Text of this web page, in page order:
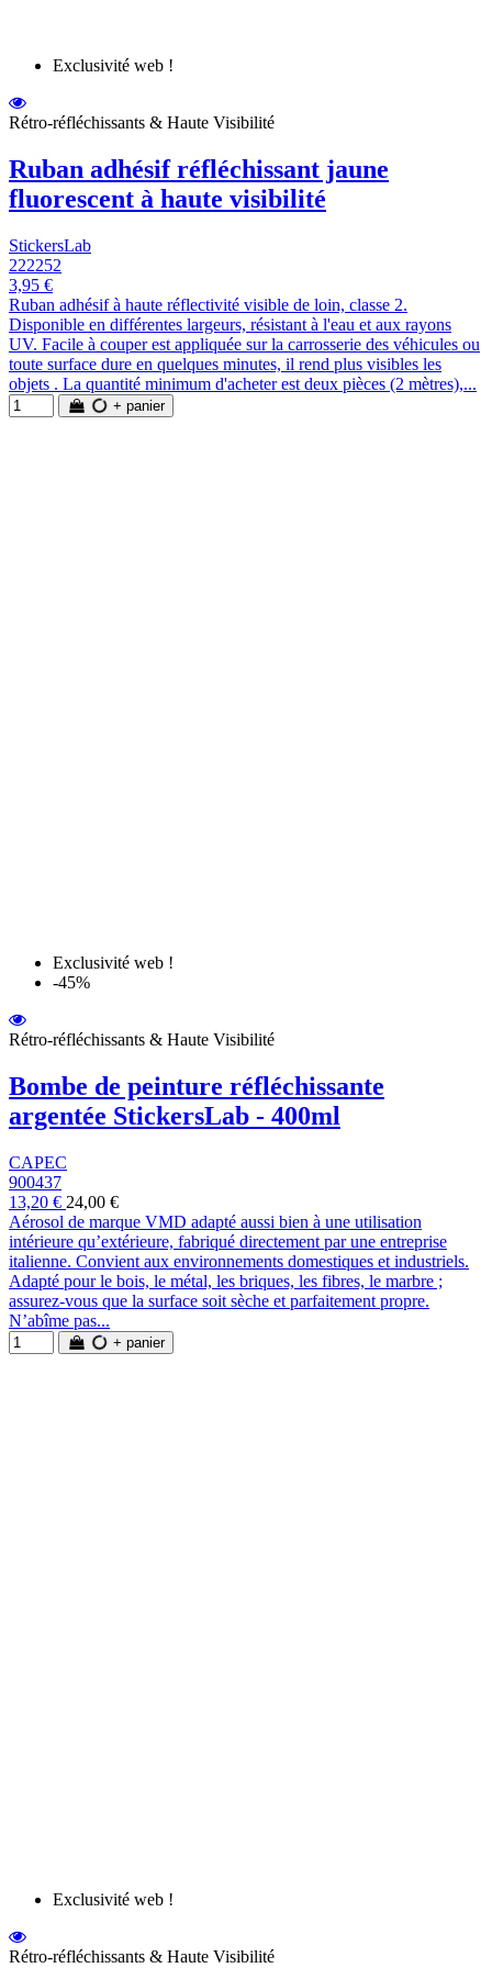
Exclusivité web !
Rétro-réfléchissants & Haute Visibilité
Ruban adhésif réfléchissant jaune
fluorescent à haute visibilité
StickersLab
222252
3,95 €
Ruban adhésif à haute réflectivité visible de loin, classe 2.
Disponible en différentes largeurs, résistant à l'eau et aux rayons
UV. Facile à couper est appliquée sur la carrosserie des véhicules ou
toute surface dure en quelques minutes, il rend plus visibles les
objets . La quantité minimum d'acheter est deux pièces (2 mètres),...
+ panier
Exclusivité web !
-45%
Rétro-réfléchissants & Haute Visibilité
Bombe de peinture réfléchissante
argentée StickersLab - 400ml
CAPEC
900437
13,20 € 24,00 €
Aérosol de marque VMD adapté aussi bien à une utilisation
intérieure qu’extérieure, fabriqué directement par une entreprise
italienne. Convient aux environnements domestiques et industriels.
Adapté pour le bois, le métal, les briques, les fibres, le marbre ;
assurez-vous que la surface soit sèche et parfaitement propre.
N’abîme pas...
+ panier
Exclusivité web !
Rétro-réfléchissants & Haute Visibilité